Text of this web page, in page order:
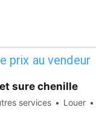
prix au vendeur
sure chenille
services Louer